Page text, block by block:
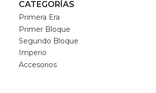
CATEGORÍAS
Primera Era
Primer Bloque
Segundo Bloque
Imperio
Accesorios